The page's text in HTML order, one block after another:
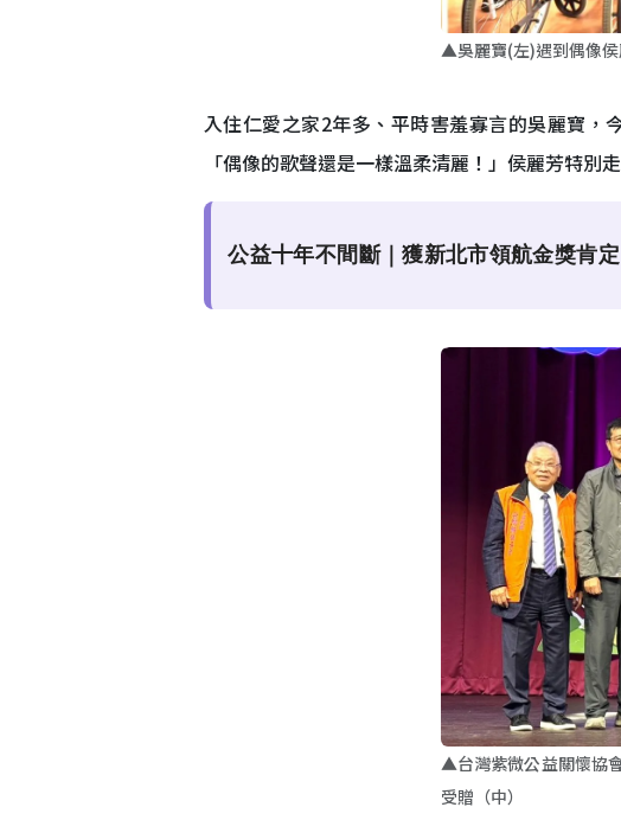
▲吳麗寶(左)遇到偶像
入住仁愛之家2年多、平時害羞寡言的吳麗寶，
「偶像的歌聲還是一樣溫柔清麗！」侯麗芳特別
公益十年不間斷｜獲新北市領航金獎肯定
▲台灣紫微公益關懷協
受贈（中）